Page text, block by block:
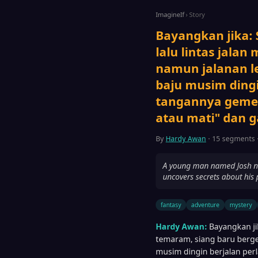
ImagineIf› Story
Bayangkan jika:
lalu lintas jalan
namun jalanan
baju musim
tangannya
atau mati" dan
By Hardy Awan · 15
A young man named Josh
uncovers secrets about his
fantasy adventure mystery
Hardy Awan: Bayangkan
temaram, siang baru
musim dingin berjalan